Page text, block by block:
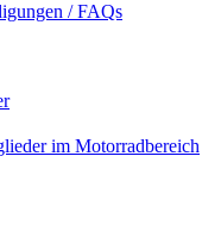
/ FAQs
im Motorradbereich